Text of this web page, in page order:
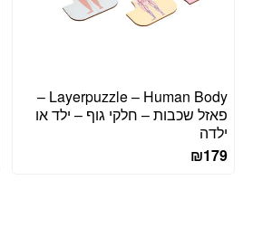
Layerpuzzle – Human Body –
פאזל שכבות – חלקי גוף – ילד או
ילדה
₪179